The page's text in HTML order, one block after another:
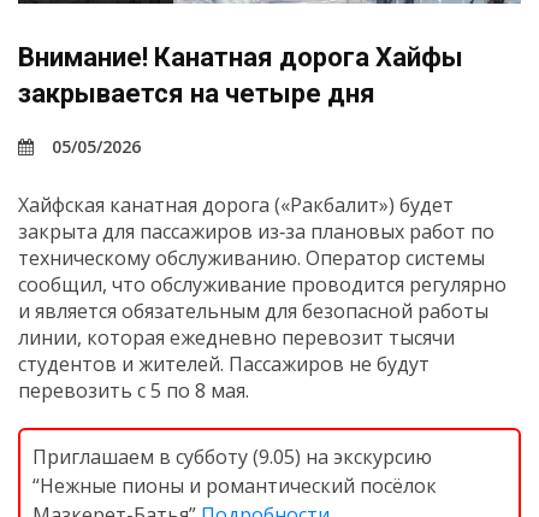
Внимание! Канатная дорога Хайфы
закрывается на четыре дня
05/05/2026
Хайфская канатная дорога («Ракбалит») будет
закрыта для пассажиров из‑за плановых работ по
техническому обслуживанию. Оператор системы
сообщил, что обслуживание проводится регулярно
и является обязательным для безопасной работы
линии, которая ежедневно перевозит тысячи
студентов и жителей. Пассажиров не будут
перевозить с 5 по 8 мая.
Приглашаем в субботу (9.05) на экскурсию
“Нежные пионы и романтический посёлок